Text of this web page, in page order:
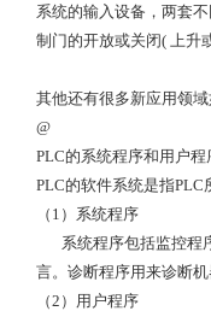
系统的输入设备，两套
制门的开放或关闭( 上升
其他还有很多新应用领
@
PLC的系统程序和用户
PLC的软件系统是指
（1）系统程序
系统程序包括监控程
言。诊断程序用来诊断
（2）用户程序